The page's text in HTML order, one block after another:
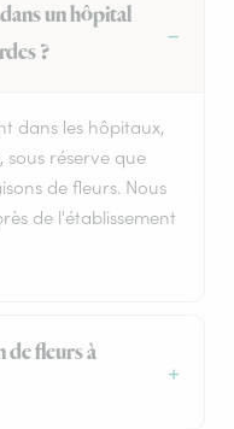
un hôpital
?
dans les hôpitaux,
sous réserve que
de fleurs. Nous
de l'établissement
de fleurs à